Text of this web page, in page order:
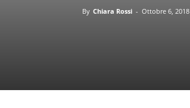
By Chiara Rossi - Ottobre 6, 2018